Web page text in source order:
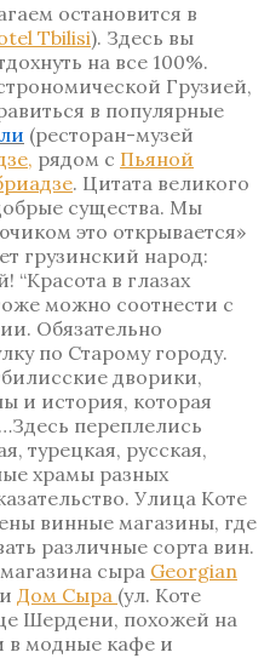
остановится в
Tbilisi). Здесь вы
на все 100%.
Грузией,
в популярные
(ресторан-музей
рядом с Пьяной
. Цитата великого
существа. Мы
это открывается»
грузинский народ:
в глазах
можно соотнести с
Обязательно
по Старому городу.
дворики,
и история, которая
переплелись
турецкая, русская,
храмы разных
Улица Коте
винные магазины, где
различные сорта вин.
сыра Georgian
Дом Сыра (ул. Коте
Шердени, похожей на
в модные кафе и